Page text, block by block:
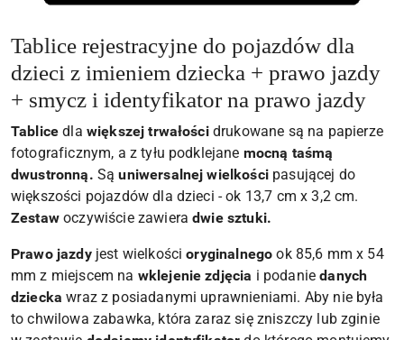
Tablice rejestracyjne do pojazdów dla
dzieci z imieniem dziecka + prawo jazdy
+ smycz i identyfikator na prawo jazdy
Tablice dla większej trwałościdrukowane są na papierze
fotograficznym, a z tyłu podklejane mocną taśmą
dwustronną. Sąuniwersalnej wielkościpasującej do
większości pojazdów dla dzieci - ok 13,7 cm x 3,2 cm.
Zestawoczywiście zawieradwie sztuki.
Prawo jazdyjest wielkościoryginalnego ok 85,6 mm x 54
mm z miejscem na wklejenie zdjęcia i podaniedanych
dziecka wraz z posiadanymi uprawnieniami. Aby nie była
to chwilowa zabawka, która zaraz się zniszczy lub zginie